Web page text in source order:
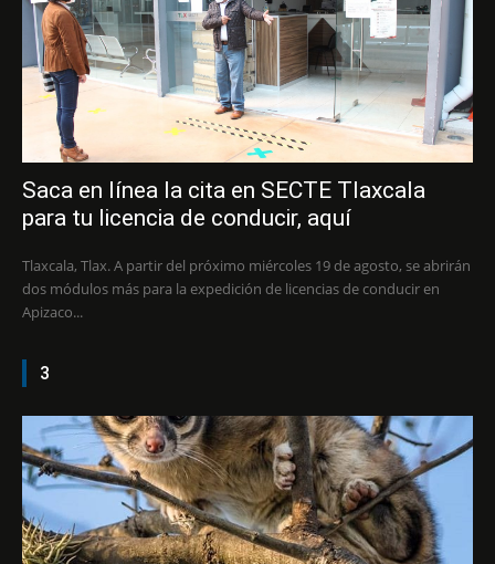
Saca en línea la cita en SECTE Tlaxcala
para tu licencia de conducir, aquí
Tlaxcala, Tlax. A partir del próximo miércoles 19 de agosto, se abrirán
dos módulos más para la expedición de licencias de conducir en
Apizaco...
3